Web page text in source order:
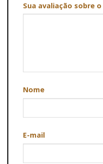
Sua avaliação sobre
Nome
E-mail